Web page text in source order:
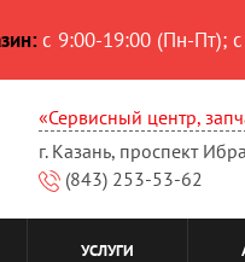
с 9:00-19:00 (Пн-Пт);
«Сервисный центр,
г. Казань, проспект
(843) 253-53-62
УСЛУГИ